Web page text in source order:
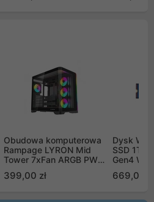
Obudowa komputerowa
Rampage LYRON Mid
Tower 7xFan ARGB PWM
399,00 zł
Dysk WD
SSD 1TB
Gen4
669,00